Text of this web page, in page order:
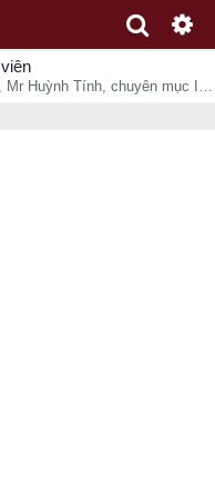
Giá: liên hệ, In decal lưới dán kính, Mr Huỳnh Tính, chuyên mục In ấn quảng cáo tại Quận Bình Thạnh - Hồ Chí Minh - 08-08-2026 20:21:32